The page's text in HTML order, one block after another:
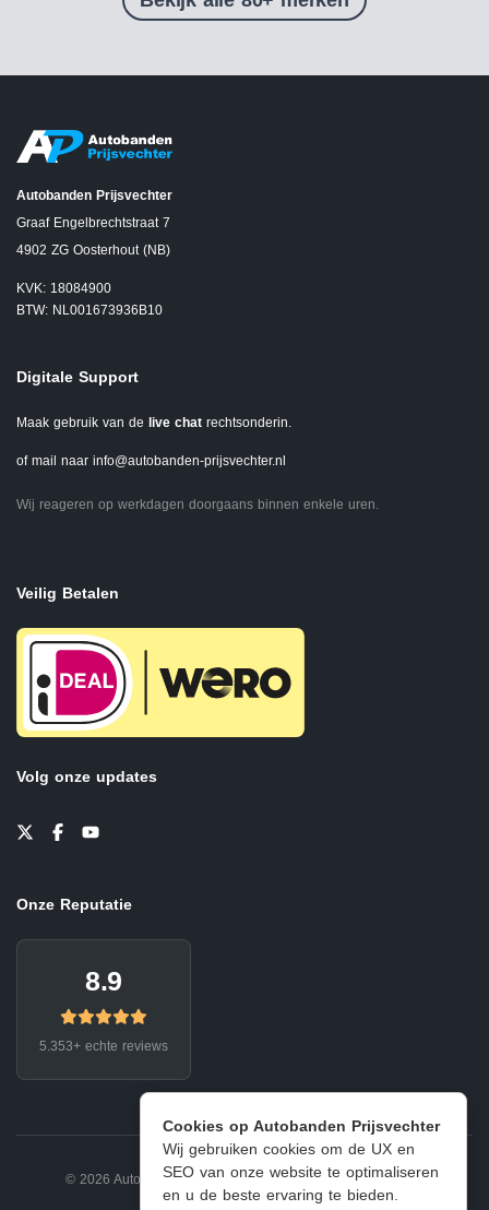
Cookies op Autobanden Prijsvechter
Wij gebruiken cookies om de UX en
SEO van onze website te optimaliseren
en u de beste ervaring te bieden.
Autobanden Prijsvechter
Graaf Engelbrechtstraat 7
4902 ZG Oosterhout (NB)
KVK: 18084900
BTW: NL001673936B10
Digitale Support
Maak gebruik van de live chat rechtsonderin.
of mail naar info@autobanden-prijsvechter.nl
Wij reageren op werkdagen doorgaans binnen enkele uren.
Veilig Betalen
Volg onze updates
Onze Reputatie
8.9
5.353+ echte reviews
© 2026 Autobanden Prijsvechter. Privacy | Voorwaarden